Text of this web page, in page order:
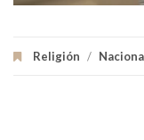
Religión /